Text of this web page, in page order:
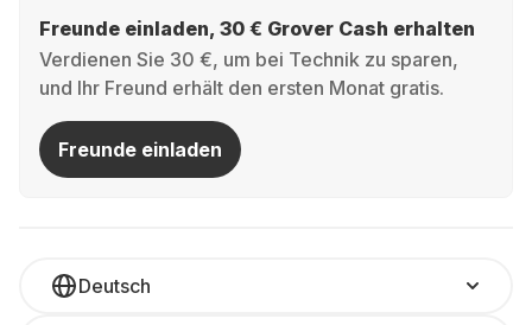
Freunde einladen, 30 € Grover Cash erhalten
Verdienen Sie 30 €, um bei Technik zu sparen,
und Ihr Freund erhält den ersten Monat gratis.
Freunde einladen
Deutsch